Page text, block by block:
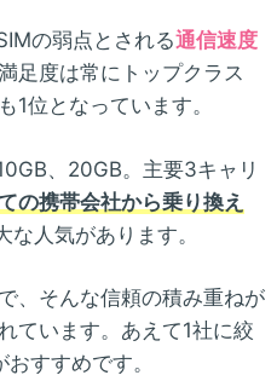
の弱点とされる通信速度
足度は常にトップクラス
1位となっています。
、20GB。主要3キャリ
の携帯会社から乗り換え
人気があります。
、そんな信頼の積み重ねが
ています。あえて1社に絞
すすめです。